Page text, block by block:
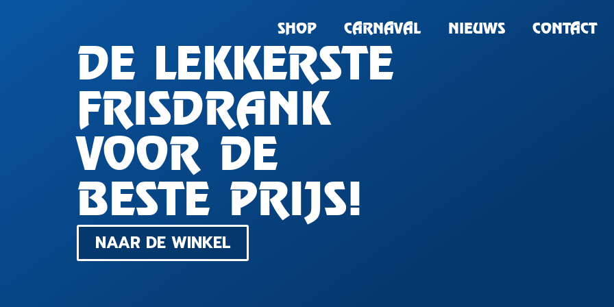
SHOP CARNAVAL NIEUWS CONTACT
DE LEKKERSTE
FRISDRANK
VOOR DE
BESTE PRIJS!
NAAR DE WINKEL